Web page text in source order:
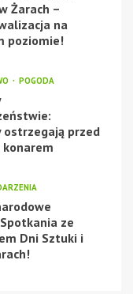
Żarach –
na
poziomie!
POGODA
ostrzegają przed
konarem
ze
Dni Sztuki i